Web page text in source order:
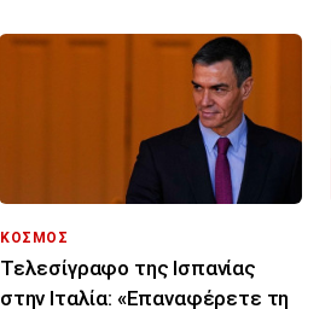
ΚΟΣΜΟΣ
Τελεσίγραφο της Ισπανίας
στην Ιταλία: «Επαναφέρετε τη